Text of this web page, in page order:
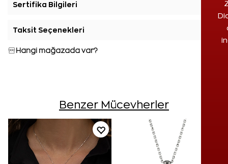
Sertifika Bilgileri
Taksit Seçenekleri
Hangi mağazada var?
Benzer Mücevherler